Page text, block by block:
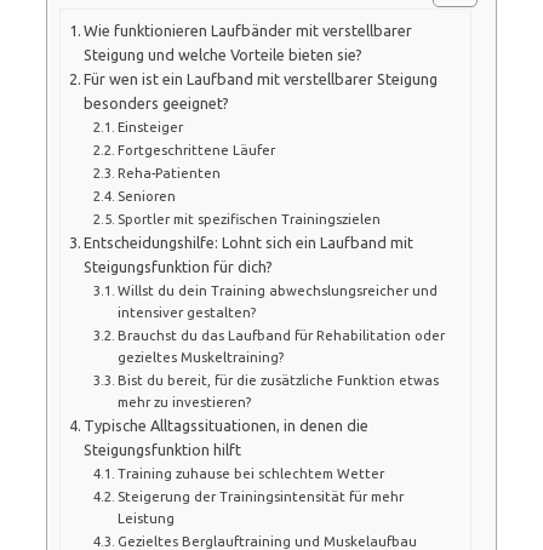
Wie funktionieren Laufbänder mit verstellbarer
Steigung und welche Vorteile bieten sie?
Für wen ist ein Laufband mit verstellbarer Steigung
besonders geeignet?
Einsteiger
Fortgeschrittene Läufer
Reha-Patienten
Senioren
Sportler mit spezifischen Trainingszielen
Entscheidungshilfe: Lohnt sich ein Laufband mit
Steigungsfunktion für dich?
Willst du dein Training abwechslungsreicher und
intensiver gestalten?
Brauchst du das Laufband für Rehabilitation oder
gezieltes Muskeltraining?
Bist du bereit, für die zusätzliche Funktion etwas
mehr zu investieren?
Typische Alltagssituationen, in denen die
Steigungsfunktion hilft
Training zuhause bei schlechtem Wetter
Steigerung der Trainingsintensität für mehr
Leistung
Gezieltes Berglauftraining und Muskelaufbau